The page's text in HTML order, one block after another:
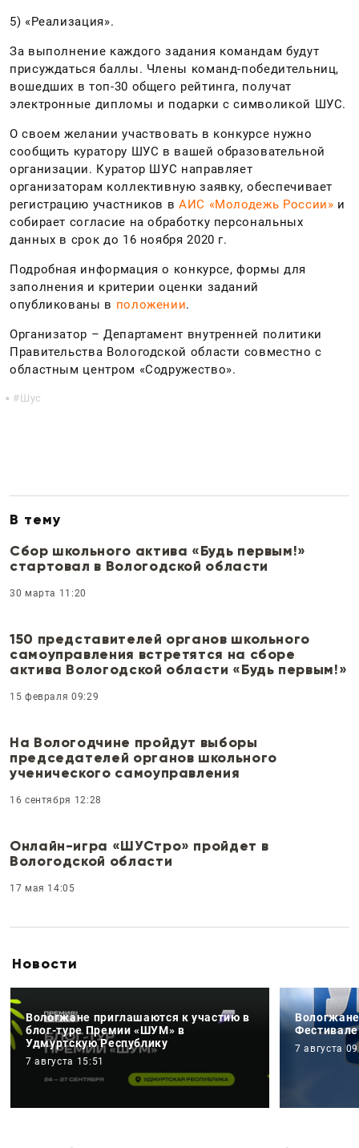
5) «Реализация».
За выполнение каждого задания командам будут
присуждаться баллы. Члены команд-победительниц,
вошедших в топ-30 общего рейтинга, получат
электронные дипломы и подарки с символикой ШУС.
О своем желании участвовать в конкурсе нужно
сообщить куратору ШУС в вашей образовательной
организации. Куратор ШУС направляет
организаторам коллективную заявку, обеспечивает
регистрацию участников в АИС «Молодежь России» и
собирает согласие на обработку персональных
данных в срок до 16 ноября 2020 г.
Подробная информация о конкурсе, формы для
заполнения и критерии оценки заданий
опубликованы в положении.
Организатор – Департамент внутренней политики
Правительства Вологодской области совместно с
областным центром «Содружество».
Шус
В тему
Сбор школьного актива «Будь первым!»
стартовал в Вологодской области
30 марта 11:20
150 представителей органов школьного
самоуправления встретятся на сборе
актива Вологодской области «Будь первым!»
15 февраля 09:29
На Вологодчине пройдут выборы
председателей органов школьного
ученического самоуправления
16 сентября 12:28
Онлайн-игра «ШУСтро» пройдет в
Вологодской области
17 мая 14:05
Новости
Вологжане приглашаются к участию в
блог-туре Премии «ШУМ» в
Удмуртскую Республику
7 августа 15:51
7 августа